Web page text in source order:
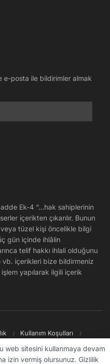
e-posta ile bildirimler almak
Ek-4 “…hak sahiplerinin
içerikten çıkarılır. Bunun
tüzel kişi öncelikle bilgi
gün içinde ihlâlin
telif hakkı ihlali olduğunu
içerikleri bize bildirmeniz
yapılarak ilgili içerik
Kullanım Koşulları
web sitesini kullanmaya devam
izin vermiş olursunuz. Gizlilik